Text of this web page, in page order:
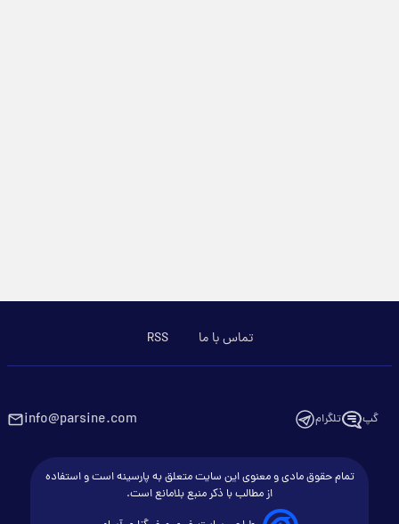
تماس با ما RSS
گپ تلگرام info@parsine.com
تمام حقوق مادی و معنوی این سایت متعلق به پارسینه است و استفاده
از مطالب با ذکر منبع بلامانع است.